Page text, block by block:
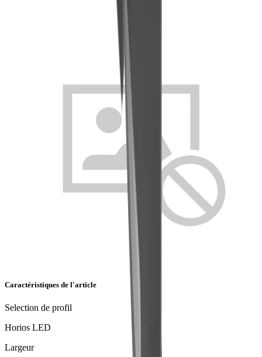
Caractéristiques de l'article
Selection de profil
Horios LED
Largeur